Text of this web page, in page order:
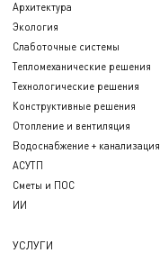
Архитектура
Экология
Слаботочные системы
Тепломеханические решения
Технологические решения
Конструктивные решения
Отопление и вентиляция
Водоснабжение + канализация
АСУТП
Сметы и ПОС
ИИ
УСЛУГИ